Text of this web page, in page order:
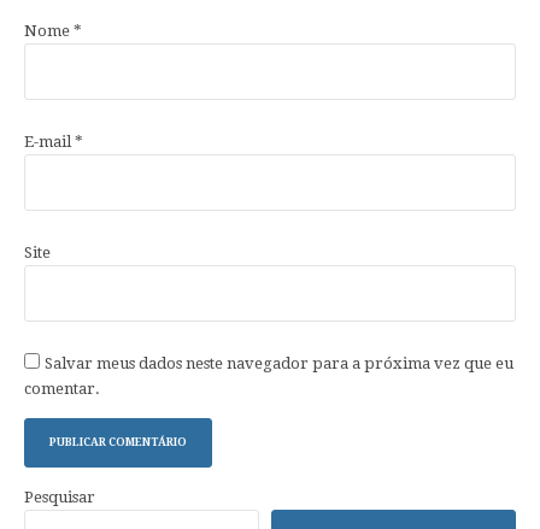
Nome *
E-mail *
Site
Salvar meus dados neste navegador para a próxima vez que eu
comentar.
Pesquisar